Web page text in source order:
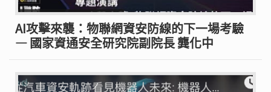
AI攻擊來襲：物聯網資安防線的下一場考驗
— 國家資通安全研究院副院長 龔化中